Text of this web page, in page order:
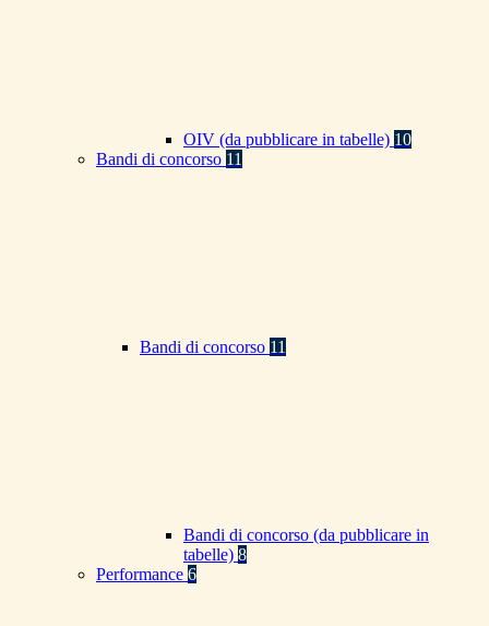
OIV (da pubblicare in tabelle) 10
Bandi di concorso 11
Bandi di concorso 11
Bandi di concorso (da pubblicare in
tabelle) 8
Performance 6